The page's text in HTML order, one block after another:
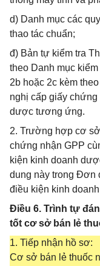
d) Danh mục các
thao tác chuẩn;
đ) Bản tự kiểm tra
theo Danh mục
2b hoặc 2c kèm
nghị cấp giấy
dược tương ứng.
2. Trường hợp cơ
chứng nhận GPP
kiện kinh doanh
dung này trong Đơn
điều kiện kinh
Điều 6. Trình tự
tốt cơ sở bán lẻ
1. Tiếp nhận hồ sơ:
Cơ sở bán lẻ thuốc